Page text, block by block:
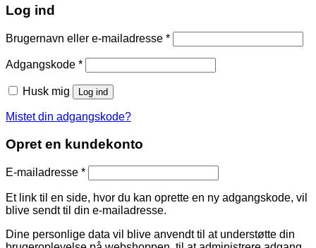
Log ind
Brugernavn eller e-mailadresse *Påkrævet
Adgangskode *Påkrævet
Husk mig Log ind
Mistet din adgangskode?
Opret en kundekonto
E-mailadresse *Påkrævet
Et link til en side, hvor du kan oprette en ny adgangskode, vil
blive sendt til din e-mailadresse.
Dine personlige data vil blive anvendt til at understøtte din